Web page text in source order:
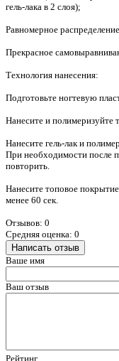
гель-лака в 2 слоя);
Равномерное
Прекрасное
Технология нанесения:
Подготовьте ногтевую
Нанесите и полимеризуйте
Нанесите гель-лак и
При необходимости после
повторить.
Нанесите топовое
менее 60 сек.
Отзывов: 0
Средняя оценка: 0
Написать отзыв
Ваше имя
Ваш отзыв
Рейтинг